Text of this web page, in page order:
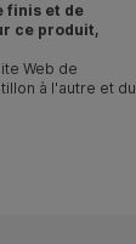
finis et de
ce produit,
Web de
à l'autre et du